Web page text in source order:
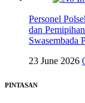
Personel
dan
Swasembada
23 June 2026
PINTASAN